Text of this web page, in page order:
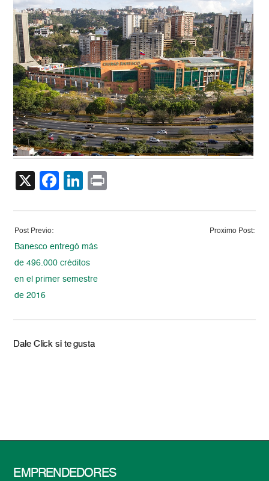
X Facebook
LinkedIn
Post Previo:
Banesco entregó más
de 496.000 créditos
en el primer semestre
de 2016
Proximo Post:
Dale Click si te gusta
EMPRENDEDORES